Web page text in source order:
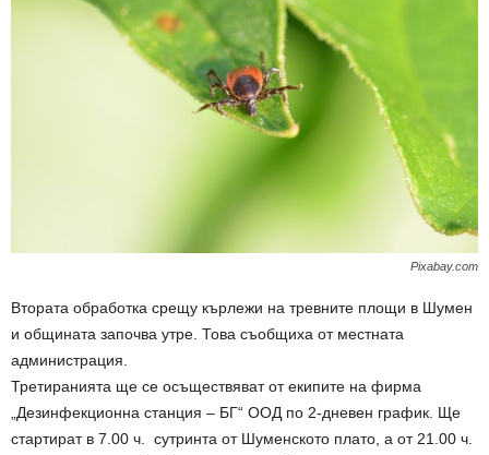
Pixabay.com
Втората обработка срещу кърлежи на тревните площи в Шумен
и общината започва утре. Това съобщиха от местната
администрация.
Третиранията ще се осъществяват от екипите на фирма
„Дезинфекционна станция – БГ“ ООД по 2-дневен график. Ще
стартират в 7.00 ч. сутринта от Шуменското плато, а от 21.00 ч.